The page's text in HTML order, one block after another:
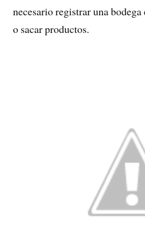
necesario registrar una
o sacar productos.